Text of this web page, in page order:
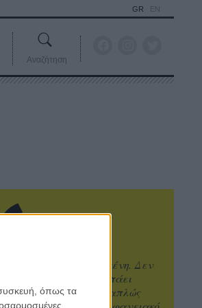
όπως τα
GR EN
Αναζήτηση
είναι υπερτιμημένη. Δεν
καλύτερο, δεν σε πάει
η επιτυχία. Είναι απλώς